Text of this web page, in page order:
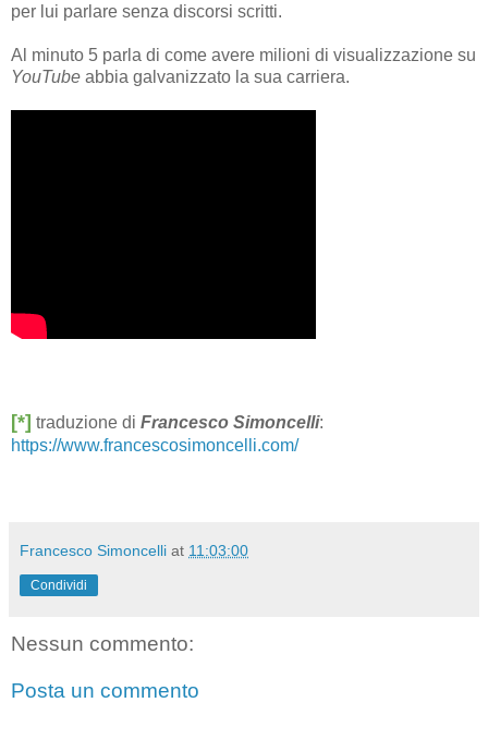
per lui parlare senza discorsi scritti.
Al minuto 5 parla di come avere milioni di visualizzazione su
YouTube abbia galvanizzato la sua carriera.
[*] traduzione di Francesco Simoncelli:
https://www.francescosimoncelli.com/
Francesco Simoncelli at 11:03:00
Condividi
Nessun commento:
Posta un commento